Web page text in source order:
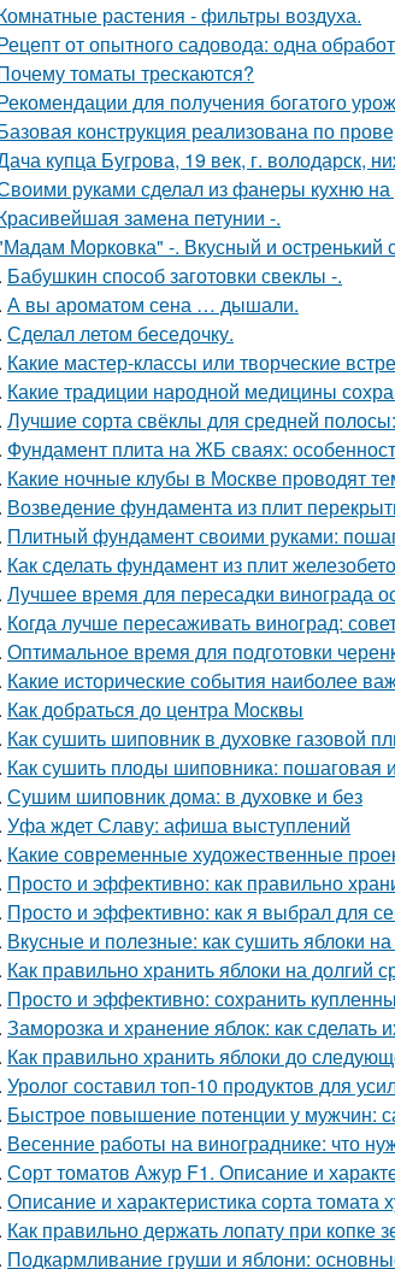
растения - фильтры воздуха.
от опытного садовода: одна
томаты трескаются?
для получения богатого
конструкция реализована по
купца Бугрова, 19 век, г. володарск,
руками сделал из фанеры кухню на
замена петунии -.
Морковка" -. Вкусный и остренький
Бабушкин способ заготовки свеклы -.
А вы ароматом сена … дышали.
Сделал летом беседочку.
Какие мастер-классы или творческие
Какие традиции народной медицины
Лучшие сорта свёклы для средней
Фундамент плита на ЖБ сваях:
Какие ночные клубы в Москве проводят
Возведение фундамента из плит
Плитный фундамент своими руками:
Как сделать фундамент из плит
Лучшее время для пересадки винограда
Когда лучше пересаживать виноград:
Оптимальное время для подготовки
Какие исторические события наиболее
Как добраться до центра Москвы
Как сушить шиповник в духовке газовой
Как сушить плоды шиповника: пошаговая
Сушим шиповник дома: в духовке и без
Уфа ждет Славу: афиша выступлений
Какие современные художественные
Просто и эффективно: как правильно
Просто и эффективно: как я выбрал для
Вкусные и полезные: как сушить яблоки
Как правильно хранить яблоки на долгий
Просто и эффективно: сохранить
Заморозка и хранение яблок: как
Как правильно хранить яблоки до
Уролог составил топ-10 продуктов для
Быстрое повышение потенции у мужчин:
Весенние работы на винограднике: что
Сорт томатов Ажур F1. Описание и
Описание и характеристика сорта томата
Как правильно держать лопату при копке
Подкармливание груши и яблони: